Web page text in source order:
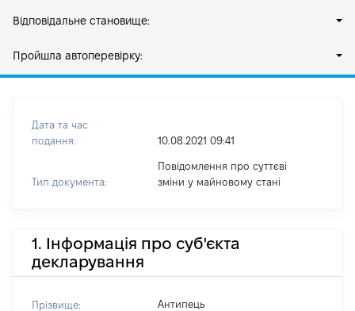
Відповідальне становище:
Пройшла автоперевірку:
Дата та час
подання:
10.08.2021 09:41
Тип документа:
Повідомлення про суттєві
зміни y майновому стані
1. Інформація про суб'єкта
декларування
Прізвище: Антипець